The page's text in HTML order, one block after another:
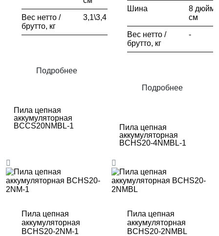
Вес нетто /
брутто, кг
3,1\3,4
Подробнее
Пила цепная
аккумуляторная
BCCS20NMBL-1
Шина
8
см
Вес нетто /
брутто, кг
-
Подробнее
Пила цепная
аккумуляторная
BCHS20-4NMBL-1
Пила цепная
аккумуляторная
BCHS20-2NM-1
Пила цепная
аккумуляторная
BCHS20-2NMBL